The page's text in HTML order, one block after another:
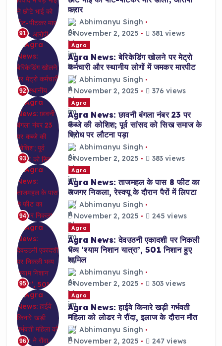
91
फरार
Abhimanyu Singh
November 2, 2025
381 views
92
Agra
Agra News: बेरिकेडिंग खोलने पर मेट्रो
कर्मचारी और स्थानीय लोगों में जमकर मारपीट
Abhimanyu Singh
November 2, 2025
376 views
93
Agra
Agra News: छावनी बंगला नंबर 23 पर
कब्जे की कोशिश; पूर्व सांसद को सिख समाज के
विरोध पर लौटना पड़ा
Abhimanyu Singh
November 2, 2025
383 views
94
Agra
Agra News: ताजमहल के पास 8 फीट का
अजगर निकला, रेस्क्यू के दौरान पैरों में लिपटा
Abhimanyu Singh
November 2, 2025
245 views
95
Agra
Agra News: देवउठनी एकादशी पर निकली
भव्य ‘श्याम निशान यात्रा’, 501 निशान हुए
शामिल
Abhimanyu Singh
November 2, 2025
303 views
96
Agra
Agra News: हाईवे किनारे खड़ी गर्भवती
महिला को लोडर ने रौंदा, इलाज के दौरान मौत
Abhimanyu Singh
November 2, 2025
247 views